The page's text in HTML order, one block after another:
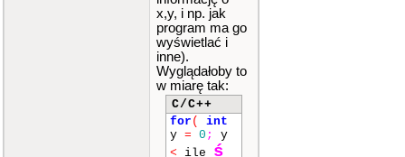
mvpri
ntw ( 0,
0, "" );
mvpri
ntw
1, "" );
mvpri
ntw( 0
2, "" );
mvpri
ntw
1 ,
x,y, i np. jak
program ma go
wyświetlać i
inne).
Wyglądałoby to
w miarę tak:
C/C++
for (
int
y = 0 ;
y
< ile ś